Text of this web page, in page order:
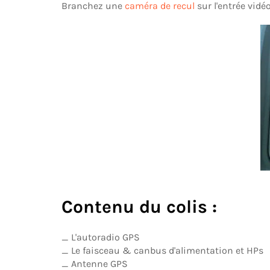
Branchez une caméra de recul sur l'entrée
Contenu du colis :
_ L'autoradio GPS
_ Le faisceau & canbus d'alimentation et HPs
_ Antenne GPS